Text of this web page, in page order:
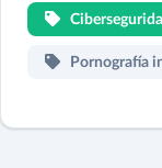
Pornografía